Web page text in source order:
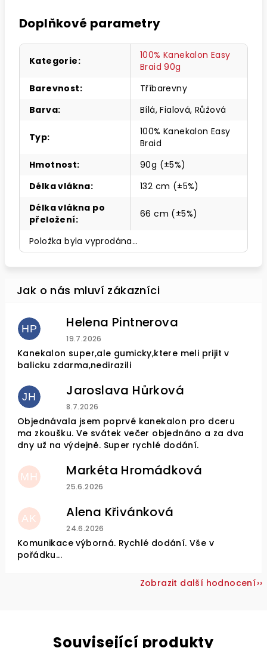
Doplňkové parametry
Kategorie:
100% Kanekalon Easy
Braid 90g
Barevnost:
Tříbarevny
Barva: Bílá, Fialová, Růžová
Typ:
100% Kanekalon Easy
Braid
Hmotnost:
90g (±5%)
Délka vlákna:
132 cm (±5%)
Délka vlákna po
přeložení: 66 cm (±5%)
Položka byla vyprodána…
HP Helena Pintnerova
Hodnocení obchodu je 4 z 5 hvězdiček.
19.7.2026
Kanekalon super,ale gumicky,ktere meli prijit v
balicku zdarma,nedirazili
JH Jaroslava Hůrková
Hodnocení obchodu je 5 z 5 hvězdiček.
8.7.2026
Objednávala jsem poprvé kanekalon pro dceru
ma zkoušku. Ve svátek večer objednáno a za dva
dny už na výdejně. Super rychlé dodání.
MH Markéta Hromádková
Hodnocení obchodu je 5 z 5 hvězdiček.
25.6.2026
AK Alena Křivánková
Hodnocení obchodu je 5 z 5 hvězdiček.
24.6.2026
Komunikace výborná. Rychlé dodání. Vše v
pořádku...
Zobrazit další hodnocení
Související produkty